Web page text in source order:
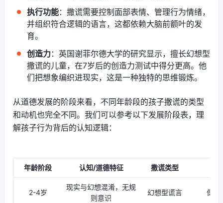
执行功能：撒谎需要控制面部表情、管理行为情绪，
并组织符合逻辑的语言，这都依赖大脑前额叶的发
育。
创造力：英国谢菲尔德大学的研究显示，擅长幻想型
撒谎的儿童，在7岁后的创造力测试中得分更高。他
们把想象编织进现实，这是一种独特的思维锻炼。
从道德发展的阶段来看，不同年龄段的孩子撒谎的类型
和动机也完全不同。我们可以参考以下发展阶段表，理
解孩子行为背后的认知逻辑：
年龄阶段 认知/道德特征 撒谎类型
2-4岁
现实与幻想混淆，无规
则意识
幻想型谎言 保护